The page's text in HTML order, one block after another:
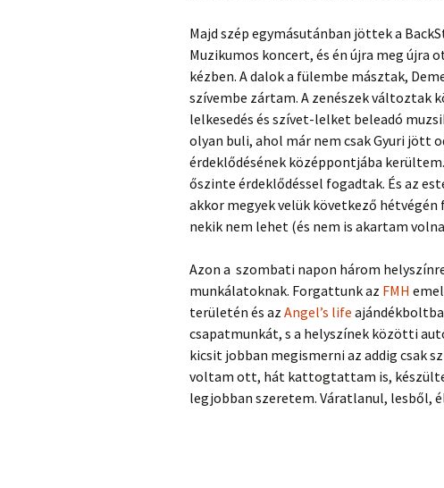
Majd szép egymásutánban jöttek a
Muzikumos koncert, és én újra meg
kézben. A dalok a fülembe másztak,
szívembe zártam. A zenészek változtak
lelkesedés és szívet-lelket beleadó
olyan buli, ahol már nem csak Gyuri jött
érdeklődésének középpontjába
őszinte érdeklődéssel fogadtak. És az
akkor megyek velük következő
nekik nem lehet (és nem is akartam
Azon a szombati napon három
munkálatoknak. Forgattunk az FMH
területén és az Angel’s life
csapatmunkát, s a helyszínek közötti
kicsit jobban megismerni az addig csak
voltam ott, hát kattogtattam is,
legjobban szeretem. Váratlanul, lesből,